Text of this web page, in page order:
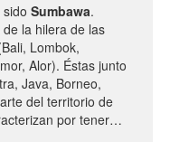
Sumbawa.
la hilera de las
Lombok,
Alor). Éstas junto
Java, Borneo,
del territorio de
por tener…